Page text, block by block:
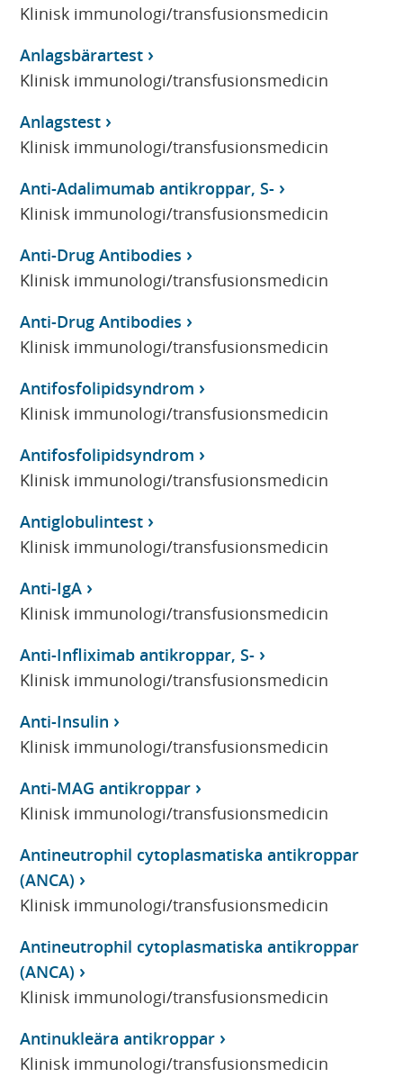
Klinisk immunologi/transfusionsmedicin
Anlagsbärartest
Klinisk immunologi/transfusionsmedicin
Anlagstest
Klinisk immunologi/transfusionsmedicin
Anti-Adalimumab antikroppar, S-
Klinisk immunologi/transfusionsmedicin
Anti-Drug Antibodies
Klinisk immunologi/transfusionsmedicin
Anti-Drug Antibodies
Klinisk immunologi/transfusionsmedicin
Antifosfolipidsyndrom
Klinisk immunologi/transfusionsmedicin
Antifosfolipidsyndrom
Klinisk immunologi/transfusionsmedicin
Antiglobulintest
Klinisk immunologi/transfusionsmedicin
Anti-IgA
Klinisk immunologi/transfusionsmedicin
Anti-Infliximab antikroppar, S-
Klinisk immunologi/transfusionsmedicin
Anti-Insulin
Klinisk immunologi/transfusionsmedicin
Anti-MAG antikroppar
Klinisk immunologi/transfusionsmedicin
Antineutrophil cytoplasmatiska antikroppar
(ANCA)
Klinisk immunologi/transfusionsmedicin
Antineutrophil cytoplasmatiska antikroppar
(ANCA)
Klinisk immunologi/transfusionsmedicin
Antinukleära antikroppar
Klinisk immunologi/transfusionsmedicin